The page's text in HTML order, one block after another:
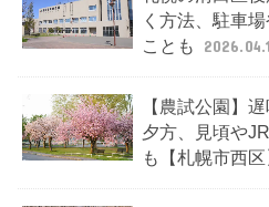
く方法、駐車
ことも
【農試公園】
夕方、見頃や
も【札幌市西区